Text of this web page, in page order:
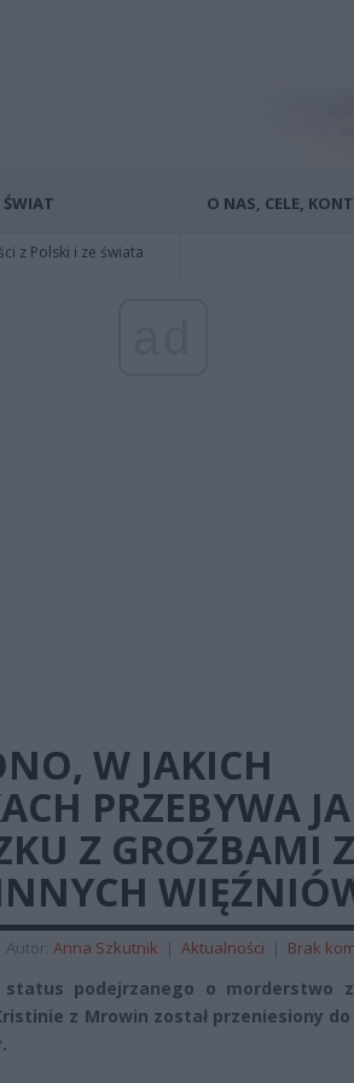
ŚWIAT
z Polski i ze świata
O NAS, CELE,
W JAKICH
PRZEBYWA
Z GROŹBAMI
Autor: Anna Szkutnik | Aktualności | Brak
podejrzanego o morderstwo
z Mrowin został przeniesiony do